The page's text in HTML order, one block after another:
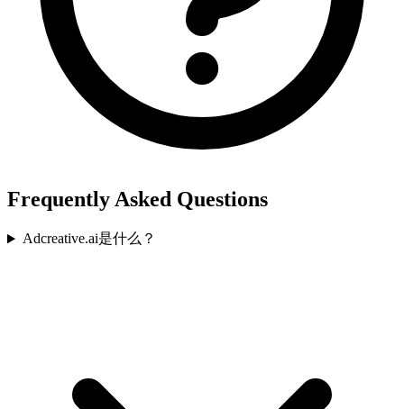
Frequently Asked Questions
Adcreative.ai是什么？